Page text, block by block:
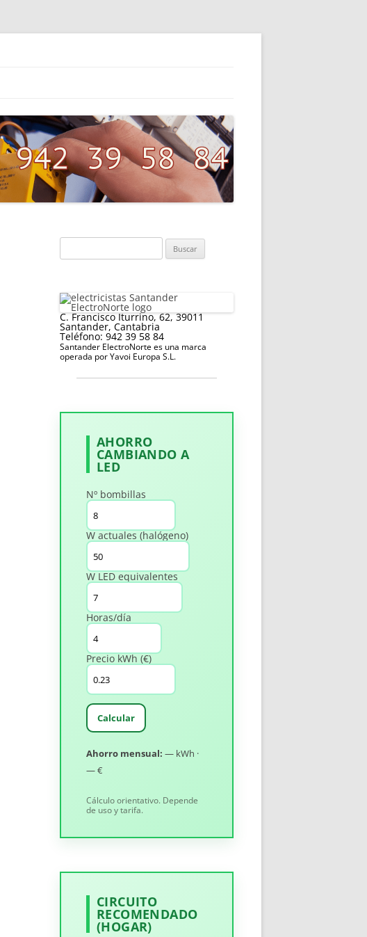
C. Francisco Iturrino, 62, 39011
Santander, Cantabria
Teléfono: 942 39 58 84
Santander ElectroNorte es una marca
operada por Yavoi Europa S.L.
AHORRO
CAMBIANDO A
LED
Nº bombillas
W actuales (halógeno)
W LED equivalentes
Horas/día
Precio kWh (€)
Calcular
Ahorro mensual: — kWh ·
— €
Cálculo orientativo. Depende
de uso y tarifa.
CIRCUITO
RECOMENDADO
(HOGAR)